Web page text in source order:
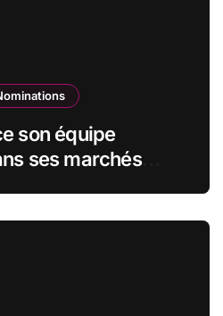
son équipe
ses marchés